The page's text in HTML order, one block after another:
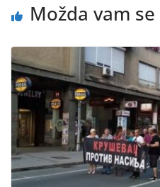
Možda vam